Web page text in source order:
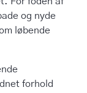
og nyde
løbende
forhold